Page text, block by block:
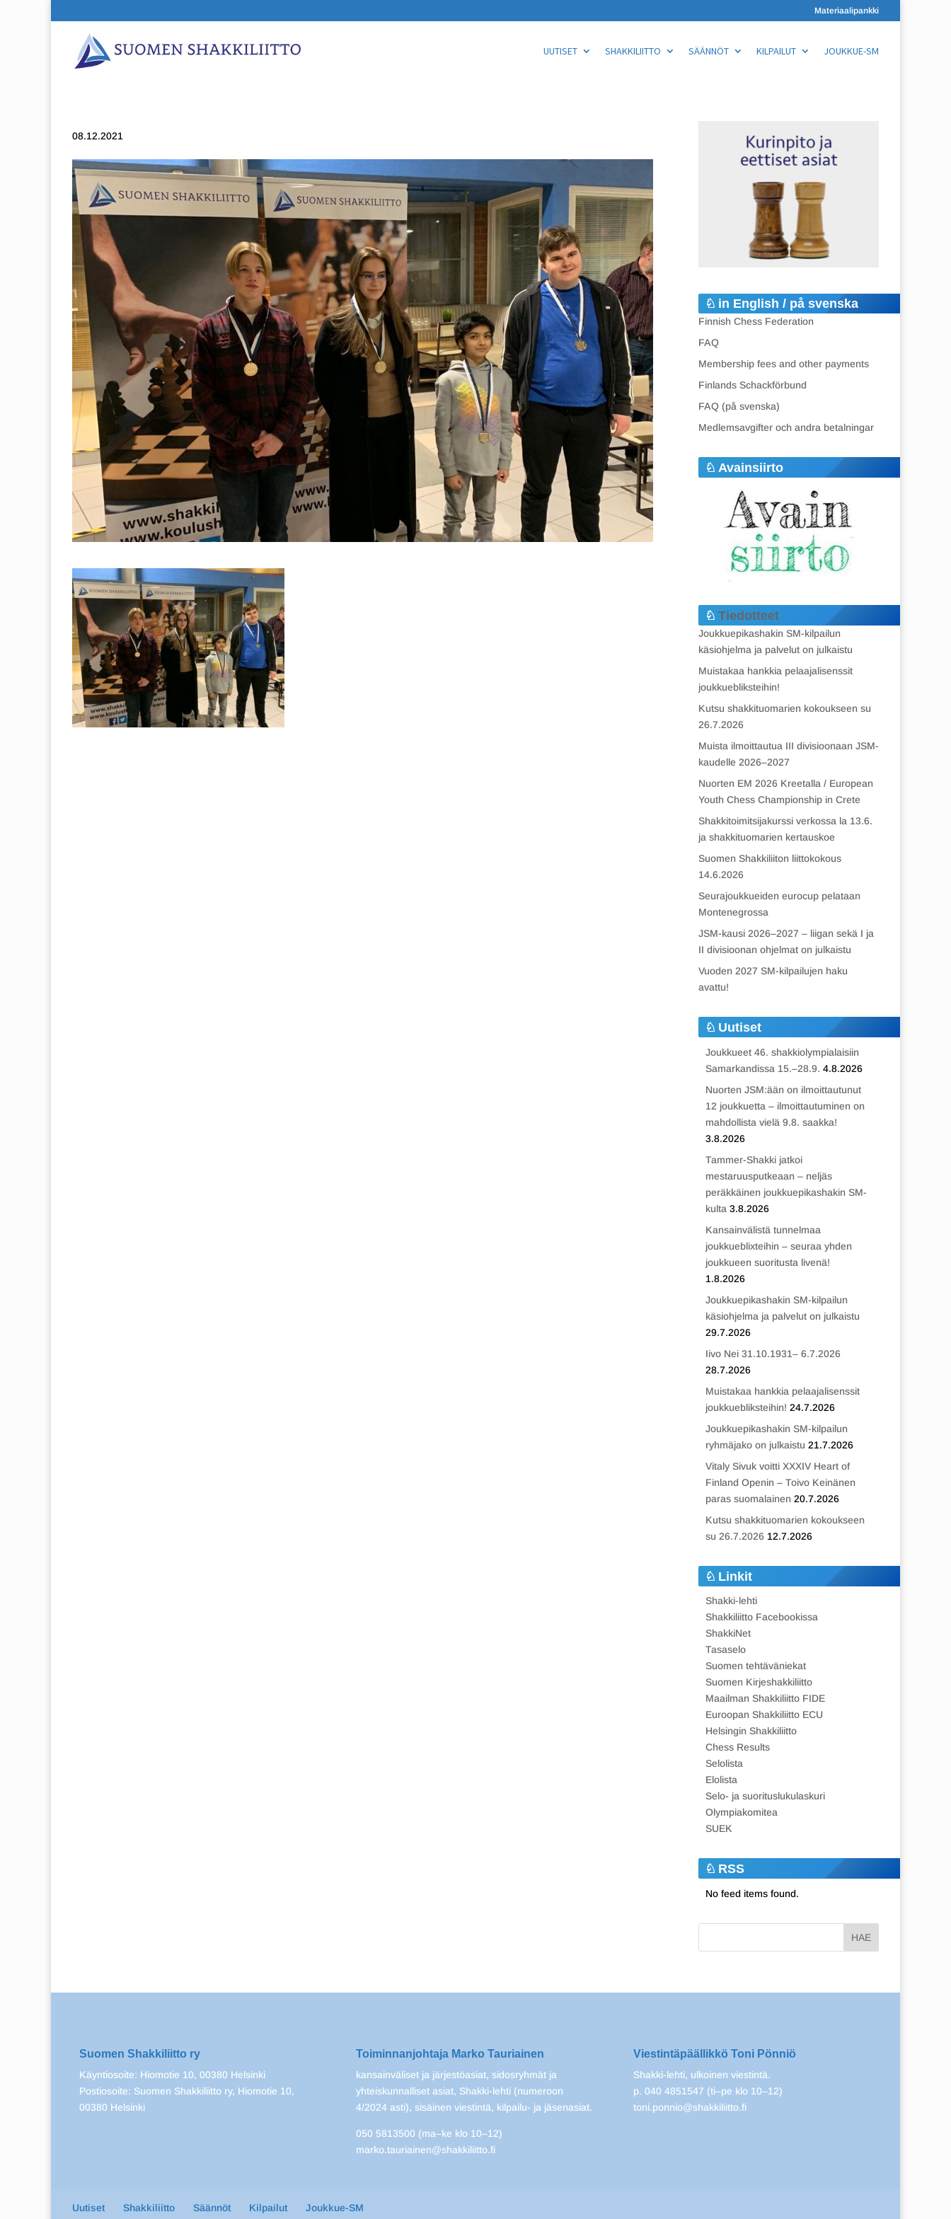
Materiaalipankki
UUTISET SHAKKILIITTO SÄÄNNÖT KILPAILUT JOUKKUE-SM
08.12.2021
in English / på svenska
Finnish Chess Federation
FAQ
Membership fees and other payments
Finlands Schackförbund
FAQ (på svenska)
Medlemsavgifter och andra betalningar
Avainsiirto
Tiedotteet
Joukkuepikashakin SM-kilpailun
käsiohjelma ja palvelut on julkaistu
Muistakaa hankkia pelaajalisenssit
joukkuebliksteihin!
Kutsu shakkituomarien kokoukseen su
26.7.2026
Muista ilmoittautua III divisioonaan JSM-
kaudelle 2026–2027
Nuorten EM 2026 Kreetalla / European
Youth Chess Championship in Crete
Shakkitoimitsijakurssi verkossa la 13.6.
ja shakkituomarien kertauskoe
Suomen Shakkiliiton liittokokous
14.6.2026
Seurajoukkueiden eurocup pelataan
Montenegrossa
JSM-kausi 2026–2027 – liigan sekä I ja
II divisioonan ohjelmat on julkaistu
Vuoden 2027 SM-kilpailujen haku
avattu!
Uutiset
Joukkueet 46. shakkiolympialaisiin
Samarkandissa 15.–28.9. 4.8.2026
Nuorten JSM:ään on ilmoittautunut
12 joukkuetta – ilmoittautuminen on
mahdollista vielä 9.8. saakka!
3.8.2026
Tammer-Shakki jatkoi
mestaruusputkeaan – neljäs
peräkkäinen joukkuepikashakin SM-
kulta 3.8.2026
Kansainvälistä tunnelmaa
joukkueblixteihin – seuraa yhden
joukkueen suoritusta livenä!
1.8.2026
Joukkuepikashakin SM-kilpailun
käsiohjelma ja palvelut on julkaistu
29.7.2026
Iivo Nei 31.10.1931– 6.7.2026
28.7.2026
Muistakaa hankkia pelaajalisenssit
joukkuebliksteihin! 24.7.2026
Joukkuepikashakin SM-kilpailun
ryhmäjako on julkaistu 21.7.2026
Vitaly Sivuk voitti XXXIV Heart of
Finland Openin – Toivo Keinänen
paras suomalainen 20.7.2026
Kutsu shakkituomarien kokoukseen
su 26.7.2026 12.7.2026
Linkit
Shakki-lehti
Shakkiliitto Facebookissa
ShakkiNet
Tasaselo
Suomen tehtäväniekat
Suomen Kirjeshakkiliitto
Maailman Shakkiliitto FIDE
Euroopan Shakkiliitto ECU
Helsingin Shakkiliitto
Chess Results
Selolista
Elolista
Selo- ja suorituslukulaskuri
Olympiakomitea
SUEK
RSS
No feed items found.
Suomen Shakkiliitto ry
Käyntiosoite: Hiomotie 10, 00380 Helsinki
Postiosoite: Suomen Shakkiliitto ry, Hiomotie 10,
00380 Helsinki
Toiminnanjohtaja Marko Tauriainen
kansainväliset ja järjestöasiat, sidosryhmät ja
yhteiskunnalliset asiat, Shakki-lehti (numeroon
4/2024 asti), sisäinen viestintä, kilpailu- ja jäsenasiat.
050 5813500 (ma–ke klo 10–12)
marko.tauriainen@shakkiliitto.fi
Viestintäpäällikkö Toni Pönniö
Shakki-lehti, ulkoinen viestintä.
p. 040 4851547 (ti–pe klo 10–12)
toni.ponnio@shakkiliitto.fi
Uutiset Shakkiliitto Säännöt Kilpailut Joukkue-SM